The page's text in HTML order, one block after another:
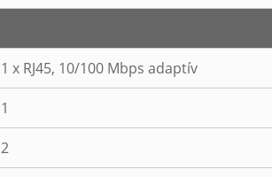
1 x RJ45, 10/100 Mbps adaptív
1
2